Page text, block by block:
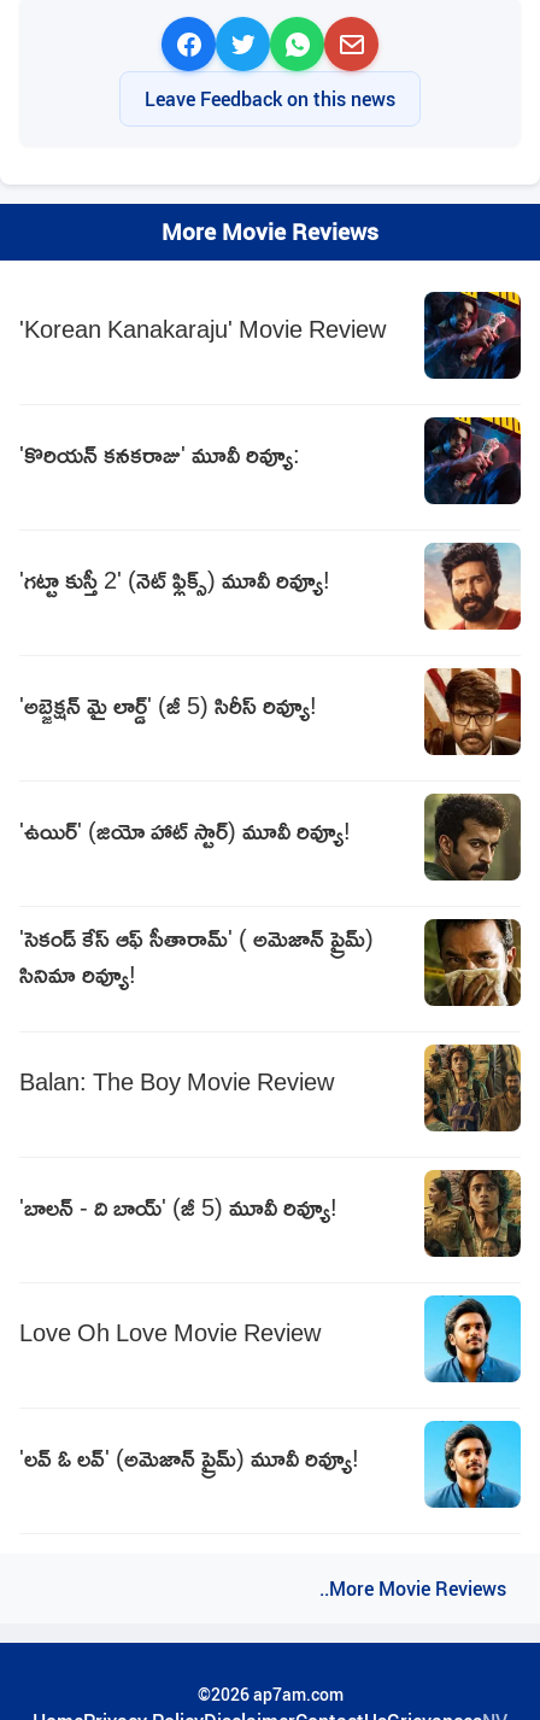
Leave Feedback on this news
More Movie Reviews
'Korean Kanakaraju' Movie Review
'కొరియన్‌ కనకరాజు' మూవీ రివ్యూ:
'గట్టా కుస్తీ 2' (నెట్ ఫ్లిక్స్) మూవీ రివ్యూ!
'అబ్జెక్షన్ మై లార్డ్' (జీ 5) సిరీస్ రివ్యూ!
'ఉయిర్' (జియో హాట్ స్టార్) మూవీ రివ్యూ!
'సెకండ్ కేస్ ఆఫ్ సీతారామ్' ( అమెజాన్ ప్రైమ్)
సినిమా రివ్యూ!
Balan: The Boy Movie Review
'బాలన్ - ది బాయ్' (జీ 5) మూవీ రివ్యూ!
Love Oh Love Movie Review
'లవ్ ఓ లవ్' (అమెజాన్ ప్రైమ్) మూవీ రివ్యూ!
..More Movie Reviews
©2026 ap7am.com